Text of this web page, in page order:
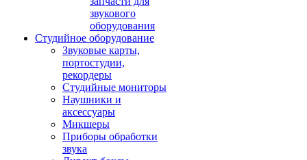
звукового
оборудования
Студийное оборудование
Звуковые карты,
портостудии,
рекордеры
Студийные мониторы
Наушники и
аксессуары
Микшеры
Приборы обработки
звука